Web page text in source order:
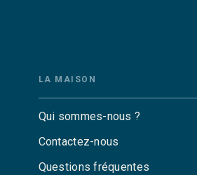
LA MAISON
Qui sommes-nous ?
Contactez-nous
Questions fréquentes